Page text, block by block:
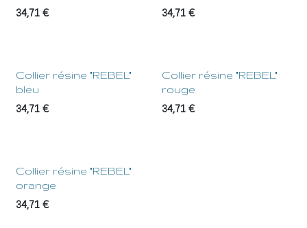
34,71€ 34,71€
Collier résine "REBEL"
bleu
34,71€
Collier résine "REBEL"
rouge
34,71€
Collier résine "REBEL"
orange
34,71€